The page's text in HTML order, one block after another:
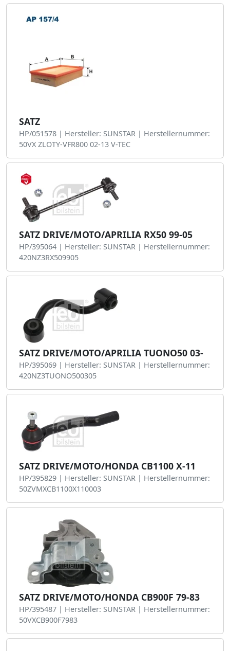
SATZ
HP/051578 | Hersteller: SUNSTAR | Herstellernummer:
50VX ZLOTY-VFR800 02-13 V-TEC
SATZ DRIVE/MOTO/APRILIA RX50 99-05
HP/395064 | Hersteller: SUNSTAR | Herstellernummer:
420NZ3RX509905
SATZ DRIVE/MOTO/APRILIA TUONO50 03-
HP/395069 | Hersteller: SUNSTAR | Herstellernummer:
420NZ3TUONO500305
SATZ DRIVE/MOTO/HONDA CB1100 X-11
HP/395829 | Hersteller: SUNSTAR | Herstellernummer:
50ZVMXCB1100X110003
SATZ DRIVE/MOTO/HONDA CB900F 79-83
HP/395487 | Hersteller: SUNSTAR | Herstellernummer:
50VXCB900F7983